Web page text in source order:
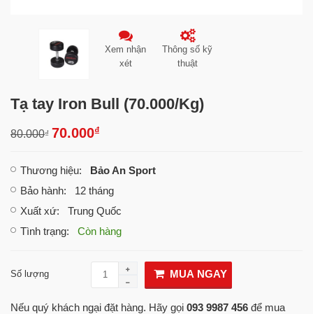
Xem nhận
xét
Thông số kỹ
thuật
Tạ tay Iron Bull (70.000/Kg)
80.000₫ 70.000₫
Thương hiệu: Bảo An Sport
Bảo hành: 12 tháng
Xuất xứ: Trung Quốc
Tình trạng: Còn hàng
Số lượng MUA NGAY
Nếu quý khách ngại đặt hàng. Hãy gọi 093 9987 456 để mua